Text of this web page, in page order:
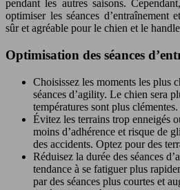
pendant les autres saisons.
optimiser les séances d’entraînement
sûr et agréable pour le chien et le
Optimisation des séances
Choisissez les moments les plus
séances d’agility. Le chien sera
températures sont plus clémentes.
Évitez les terrains trop enneigés
moins d’adhérence et risque de
des accidents. Optez pour des
Réduisez la durée des séances
tendance à se fatiguer plus
par des séances plus courtes et